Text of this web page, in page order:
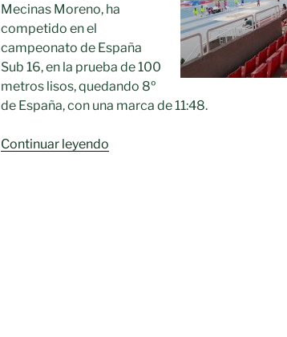
CONVENIOS
ECONÓMICOS
DIRECTOS»
Mecinas Moreno, ha
competido en el
campeonato de España
Sub 16, en la prueba de 100
metros lisos, quedando 8º
de España, con una marca de 11:48.
Continuar leyendo